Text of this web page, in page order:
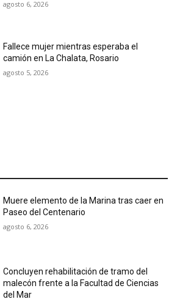
agosto 6, 2026
Fallece mujer mientras esperaba el
camión en La Chalata, Rosario
agosto 5, 2026
Muere elemento de la Marina tras caer en
Paseo del Centenario
agosto 6, 2026
Concluyen rehabilitación de tramo del
malecón frente a la Facultad de Ciencias
del Mar